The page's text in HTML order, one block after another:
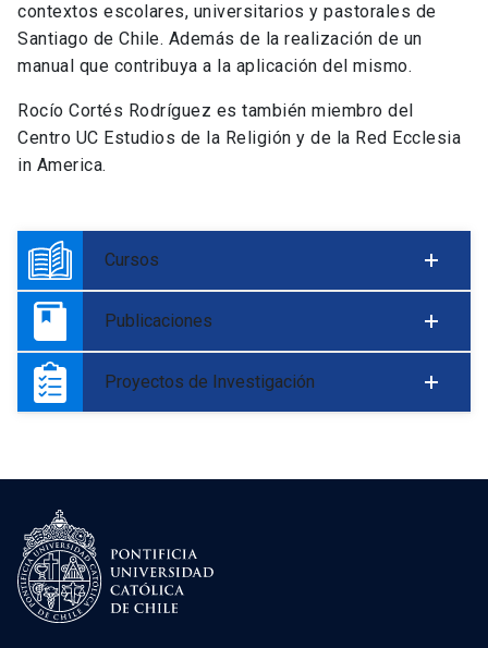
contextos escolares, universitarios y pastorales de
Santiago de Chile. Además de la realización de un
manual que contribuya a la aplicación del mismo.
Rocío Cortés Rodríguez es también miembro del
Centro UC Estudios de la Religión y de la Red Ecclesia
in America.
Cursos
Publicaciones
Proyectos de Investigación